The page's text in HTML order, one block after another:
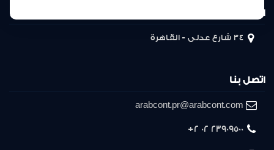
34 شارع عدلى - القاهرة
اتصل بنا
arabcont.pr@arabcont.com
23909500 02 2+